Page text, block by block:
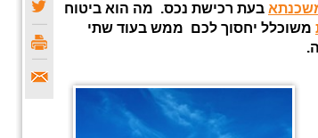
בעת רכישת נכס. מה הוא ביטוח
משוכלל יחסוך לכם ממש בעוד שתי